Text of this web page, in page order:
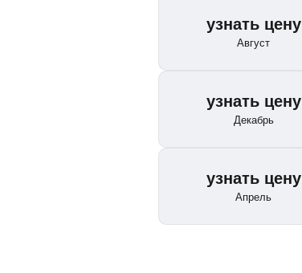
узнать цену
Август
узнать цену
Декабрь
узнать цену
Апрель